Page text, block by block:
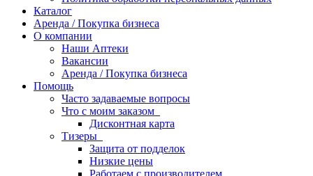
Каталог
Аренда / Покупка бизнеса
О компании
Наши Аптеки
Вакансии
Аренда / Покупка бизнеса
Помощь
Часто задаваемые вопросы
Что с моим заказом
Дисконтная карта
Тизеры
Защита от подделок
Низкие цены
Работаем с производителем